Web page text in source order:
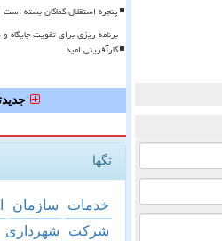
پنجره استقلال کماکان بسته است
برنامه ریزی برای تقویت
کارآفرینی امید
تگها
خدمات سازمان
شركت
شهرداری